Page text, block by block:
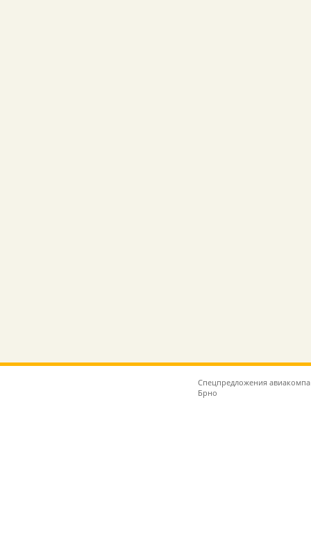
Спецпредложения
Брно